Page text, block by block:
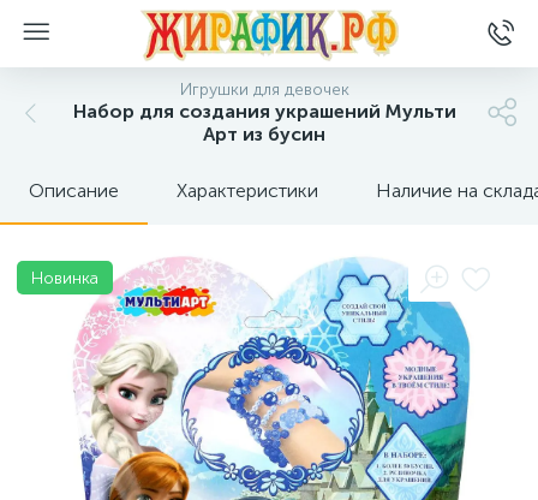
Игрушки для девочек
Набор для создания украшений Мульти
Арт из бусин
Описание Характеристики Наличие на
Новинка